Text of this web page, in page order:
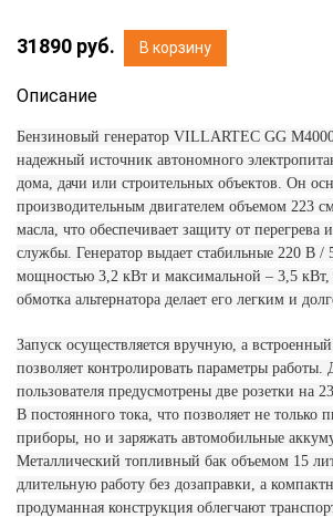
31890 руб. В корзину
Описание
Бензиновый генератор VILLARTEC GG
надежный источник автономного
дома, дачи или строительных объектов. Он
производительным двигателем объемом 223
масла, что обеспечивает защиту от перегрева
службы. Генератор выдает стабильные 220 В
мощностью 3,2 кВт и максимальной – 3,5
обмотка альтернатора делает его легким и
Запуск осуществляется вручную, а
позволяет контролировать параметры работы.
пользователя предусмотрены две розетки на
В постоянного тока, что позволяет не только
приборы, но и заряжать автомобильные
Металлический топливный бак объемом 15
длительную работу без дозаправки, а
продуманная конструкция облегчают